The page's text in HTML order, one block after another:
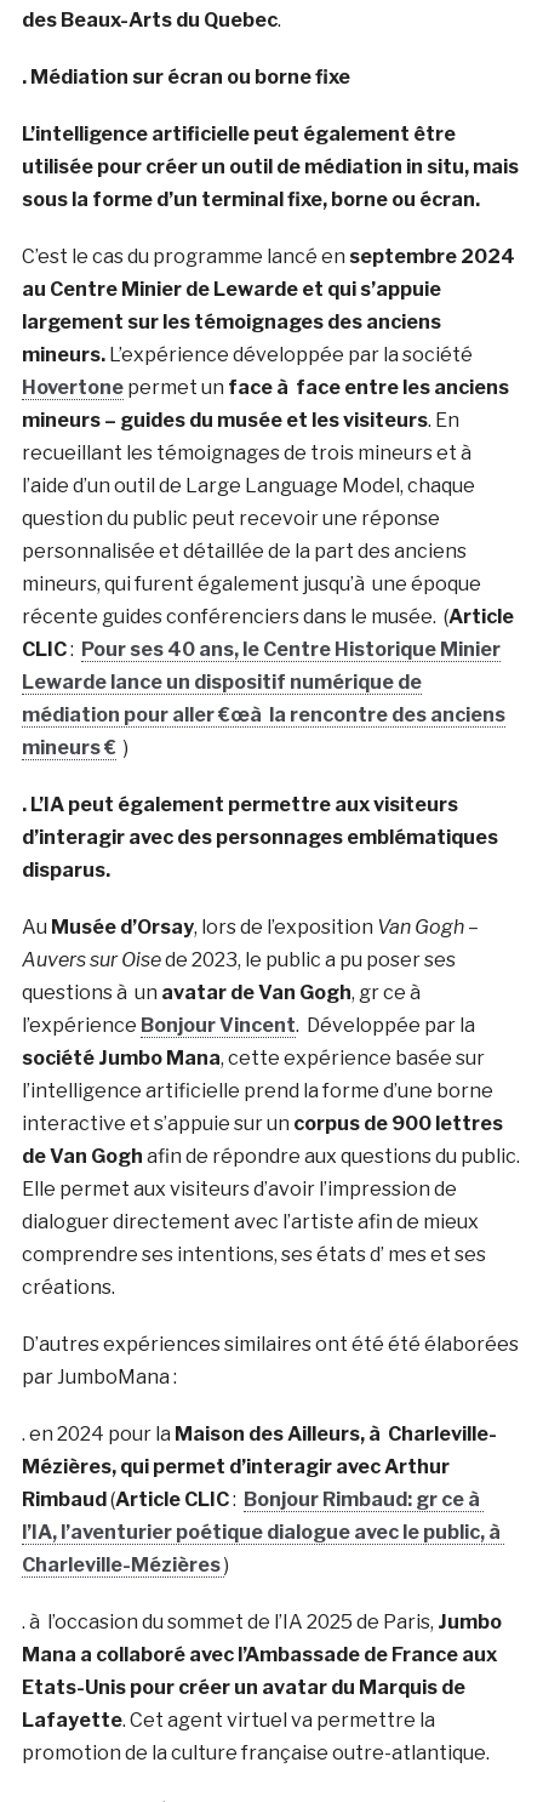
des Beaux-Arts du Quebec.
. Médiation sur écran ou borne fixe
L’intelligence artificielle peut également être
utilisée pour créer un outil de médiation in situ, mais
sous la forme d’un terminal fixe, borne ou écran.
C’est le cas du programme lancé en septembre 2024
au Centre Minier de Lewarde et qui s’appuie
largement sur les témoignages des anciens
mineurs. L’expérience développée par la société
Hovertonepermet un face à face entre les anciens
mineurs – guides du musée et les visiteurs. En
recueillant les témoignages de trois mineurs et à
l’aide d’un outil de Large Language Model, chaque
question du public peut recevoir une réponse
personnalisée et détaillée de la part des anciens
mineurs, qui furent également jusqu’à une époque
récente guides conférenciers dans le musée. (Article
CLIC: Pour ses 40 ans, le Centre Historique Minier
Lewarde lance un dispositif numérique de
médiation pour aller €œà la rencontre des anciens
mineurs €)
. L’IA peut également permettre aux visiteurs
d’interagir avec des personnages emblématiques
disparus.
Au Musée d’Orsay, lors de l’exposition Van Gogh –
Auvers sur Oisede 2023, le public a pu poser ses
questions à un avatar de Van Gogh, gr ce à
l’expérience Bonjour Vincent. Développée par la
société Jumbo Mana, cette expérience basée sur
l’intelligence artificielle prend la forme d’une borne
interactive et s’appuie sur un corpus de 900 lettres
de Van Gogh afin de répondre aux questions du public.
Elle permet aux visiteurs d’avoir l’impression de
dialoguer directement avec l’artiste afin de mieux
comprendre ses intentions, ses états d’ mes et ses
créations.
D’autres expériences similaires ont été été élaborées
par JumboMana :
. en 2024 pour la Maison des Ailleurs, à Charleville-
Mézières, qui permet d’interagir avec Arthur
Rimbaud(Article CLIC: Bonjour Rimbaud: gr ce à
l’IA, l’aventurier poétique dialogue avec le public, à
Charleville-Mézières)
. à l’occasion du sommet de l’IA 2025 de Paris, Jumbo
Mana a collaboré avec l’Ambassade de France aux
Etats-Unis pour créer un avatar du Marquis de
Lafayette. Cet agent virtuel va permettre la
promotion de la culture française outre-atlantique.